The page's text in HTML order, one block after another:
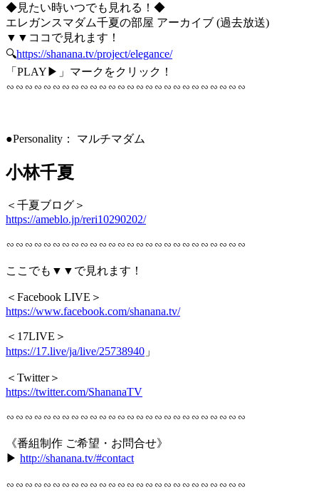
◆見たい時いつでも見れる！◆
エレガンスマダム千夏の部屋 アーカイブ (過去放送)
▼▼ココで見れます！
🔍https://shanana.tv/project/elegance/
「PLAY▶」マークをクリック！
∽∽∽∽∽∽∽∽∽∽∽∽∽∽∽∽∽∽∽∽∽∽∽∽∽∽
●Personality： マルチマダム
小林千夏
＜千夏ブログ＞
https://ameblo.jp/reri10290202/
∽∽∽∽∽∽∽∽∽∽∽∽∽∽∽∽∽∽∽∽∽∽∽∽∽∽
ここでも▼▼で見れます！
＜Facebook LIVE＞
https://www.facebook.com/shanana.tv/
＜17LIVE＞
https://17.live/ja/live/25738940 」
＜Twitter＞
https://twitter.com/ShananaTV
∽∽∽∽∽∽∽∽∽∽∽∽∽∽∽∽∽∽∽∽∽∽∽∽∽∽
《番組制作 ご希望・お問合せ》
▶︎ http://shanana.tv/#contact
∽∽∽∽∽∽∽∽∽∽∽∽∽∽∽∽∽∽∽∽∽∽∽∽∽∽